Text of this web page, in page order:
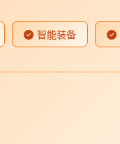
智能装备